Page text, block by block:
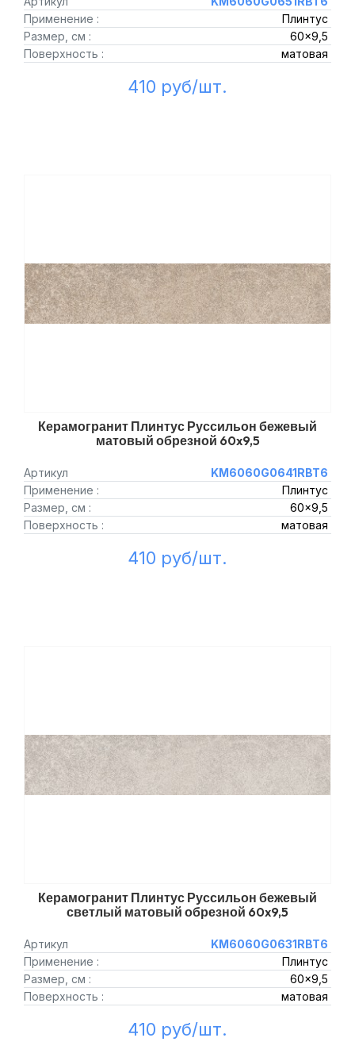
Применение :
Плинтус
Размер, см :
60x9,5
Поверхность :
матовая
410 руб/шт.
Керамогранит Плинтус Руссильон бежевый
матовый обрезной 60x9,5
Артикул
KM6060G0641RBT6
Применение :
Плинтус
Размер, см :
60x9,5
Поверхность :
матовая
410 руб/шт.
Керамогранит Плинтус Руссильон бежевый
светлый матовый обрезной 60x9,5
Артикул
KM6060G0631RBT6
Применение :
Плинтус
Размер, см :
60x9,5
Поверхность :
матовая
410 руб/шт.